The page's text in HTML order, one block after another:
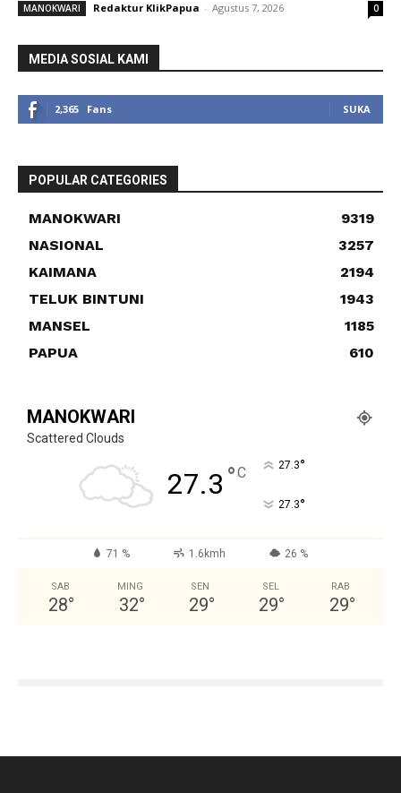
MANOKWARI Redaktur KlikPapua - Agustus 7, 2026 0
MEDIA SOSIAL KAMI
2,365 Fans SUKA
POPULAR CATEGORIES
MANOKWARI
9319
NASIONAL
3257
KAIMANA
2194
TELUK BINTUNI
1943
MANSEL
1185
PAPUA
610
MANOKWARI
Scattered Clouds
27.3 °C 27.3°
27.3°
71 % 1.6kmh 26 %
SAB
28°
MING
32°
SEN
29°
SEL
29°
RAB
29°